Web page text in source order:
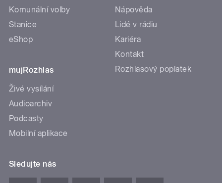
Komunální volby
Stanice
eShop
mujRozhlas
Živé vysílání
Audioarchiv
Podcasty
Mobilní aplikace
Nápověda
Lidé v rádiu
Kariéra
Kontakt
Rozhlasový poplatek
Sledujte nás